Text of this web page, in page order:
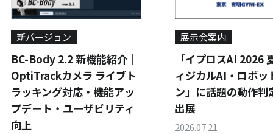
新バージョン
BC-Body 2.2 新機能紹介｜
OptiTrackカメラ ライブト
ラッキング対応・機能アッ
プデート・ユーザビリティ
向上
展示会案内
「イプロスAI
ィジカルAI・ロボッ
ン」に話題の動作判
出展
2026.07.21